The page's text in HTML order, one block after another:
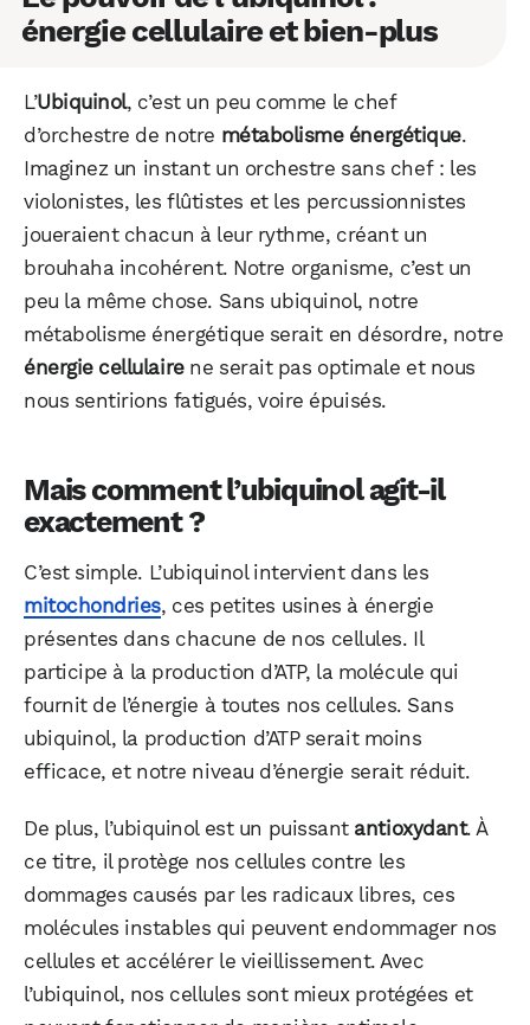
énergie cellulaire et bien-plus
L’Ubiquinol, c’est un peu comme le chef
d’orchestre de notre métabolisme énergétique.
Imaginez un instant un orchestre sans chef : les
violonistes, les flûtistes et les percussionnistes
joueraient chacun à leur rythme, créant un
brouhaha incohérent. Notre organisme, c’est un
peu la même chose. Sans ubiquinol, notre
métabolisme énergétique serait en désordre, notre
énergie cellulairene serait pas optimale et nous
nous sentirions fatigués, voire épuisés.
Mais comment l’ubiquinol agit-il
exactement ?
C’est simple. L’ubiquinol intervient dans les
mitochondries, ces petites usines à énergie
présentes dans chacune de nos cellules. Il
participe à la production d’ATP, la molécule qui
fournit de l’énergie à toutes nos cellules. Sans
ubiquinol, la production d’ATP serait moins
efficace, et notre niveau d’énergie serait réduit.
De plus, l’ubiquinol est un puissant antioxydant. À
ce titre, il protège nos cellules contre les
dommages causés par les radicaux libres, ces
molécules instables qui peuvent endommager nos
cellules et accélérer le vieillissement. Avec
l’ubiquinol, nos cellules sont mieux protégées et